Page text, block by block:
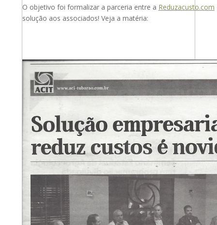
O objetivo foi formalizar a parceria entre a Reduzacusto.com
solução aos associados! Veja a matéria: